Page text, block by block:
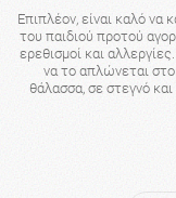
Επιπλέον, είναι καλό να
του παιδιού προτού
ερεθισμοί και
να το απλώνεται
θάλασσα, σε στεγνό